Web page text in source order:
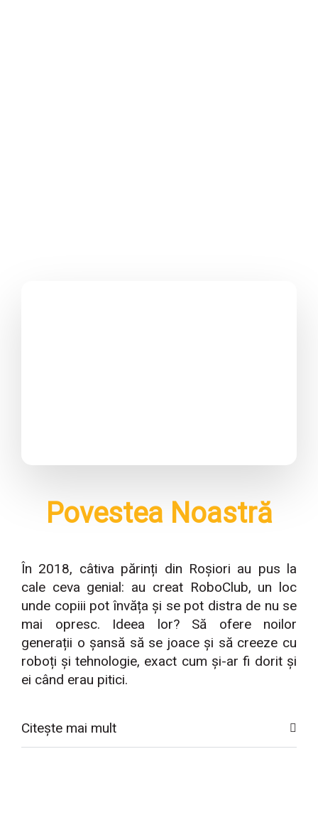
Povestea Noastră
În 2018, câtiva părinți din Roșiori au pus la
cale ceva genial: au creat RoboClub, un loc
unde copiii pot învăța și se pot distra de nu se
mai opresc. Ideea lor? Să ofere noilor
generații o șansă să se joace și să creeze cu
roboți și tehnologie, exact cum și-ar fi dorit și
ei când erau pitici.
Citește mai mult